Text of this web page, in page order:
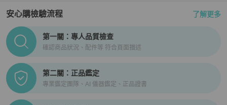
安心購檢驗流程 了解更多
PopChill拍拍圈正品驗證、安心購檢驗流程介紹
第一關：專人品質檢查
確認商品狀況、配件等 符合頁面描述
第二關：正品鑑定
專業鑑定團隊、AI 儀器鑑定、正品證書